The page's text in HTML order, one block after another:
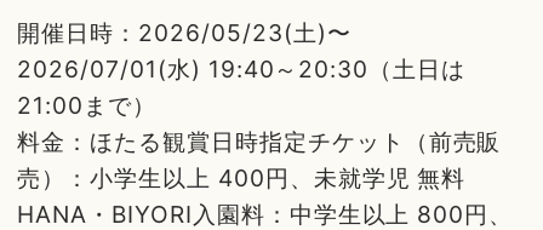
開催日時：2026/05/23(土)〜
2026/07/01(水) 19:40～20:30（土日は
21:00まで）
料金：ほたる観賞日時指定チケット（前売販
売）：小学生以上 400円、未就学児 無料
HANA・BIYORI入園料：中学生以上 800円、